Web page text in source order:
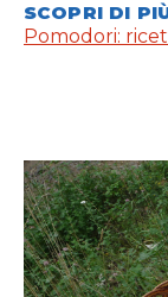
SCOPRI DI
Pomodori: